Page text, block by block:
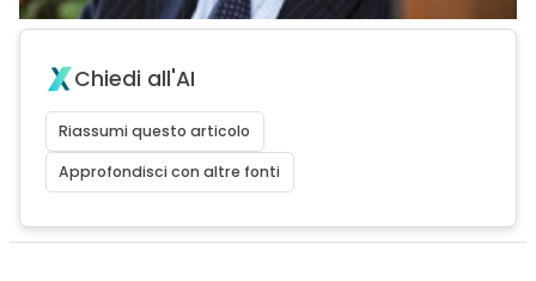
Chiedi all'AI
Riassumi questo articolo
Approfondisci con altre fonti